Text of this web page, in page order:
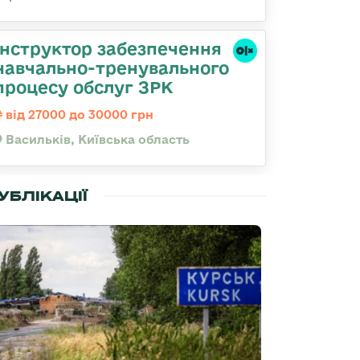
забезпечення
тренувального
обслуг ЗРК
від 27000 до 30000 грн
Васильків, Київська область